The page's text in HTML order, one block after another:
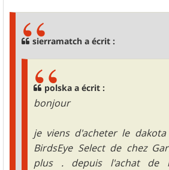
sierramatch a écrit :
polska a écrit :
bonjour
je viens d'acheter le
BirdsEye Select de chez
plus . depuis l'achat de